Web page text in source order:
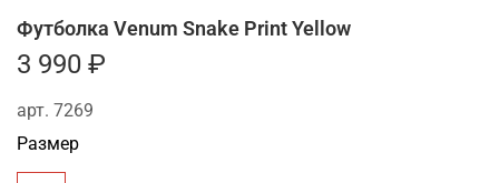
арт. 7269
Футболка Venum Snake Print Yellow
3 990 ₽
Размер